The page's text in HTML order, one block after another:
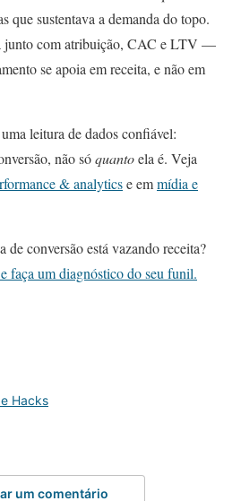
que sustentava a demanda do topo.
junto com atribuição, CAC e LTV —
se apoia em receita, e não em
leitura de dados confiável:
não sóquantoela é. Veja
& analyticse emmídia e
de conversão está vazando receita?
faça um diagnóstico do seu funil.
Hacks
um comentário